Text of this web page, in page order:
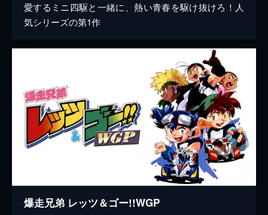
愛するミニ四駆と一緒に、熱い青春を駆け抜けろ！人
気シリーズの第1作
爆走兄弟 レッツ＆ゴー!!WGP